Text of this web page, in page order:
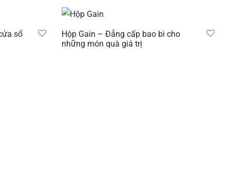
sổ
Hộp Gain – Đẳng cấp bao bì cho
những món quà giá trị